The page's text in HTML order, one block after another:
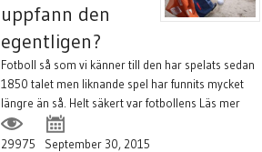
uppfann den
egentligen?
Fotboll så som vi känner till den har spelats sedan
1850 talet men liknande spel har funnits mycket
längre än så. Helt säkert var fotbollens Läs mer
29975 September 30, 2015